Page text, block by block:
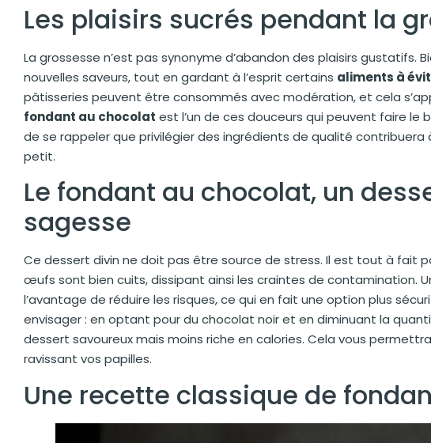
Les plaisirs sucrés pendant la
La grossesse n’est pas synonyme d’abandon des plaisirs gustatifs.
nouvelles saveurs, tout en gardant à l’esprit certains aliments à
pâtisseries peuvent être consommés avec modération, et cela
fondant au chocolat est l’un de ces douceurs qui peuvent faire
de se rappeler que privilégier des ingrédients de qualité
petit.
Le fondant au chocolat, un
sagesse
Ce dessert divin ne doit pas être source de stress. Il est tout à fait
œufs sont bien cuits, dissipant ainsi les craintes de contamination.
l’avantage de réduire les risques, ce qui en fait une option plus
envisager : en optant pour du chocolat noir et en diminuant la
dessert savoureux mais moins riche en calories. Cela vous
ravissant vos papilles.
Une recette classique de